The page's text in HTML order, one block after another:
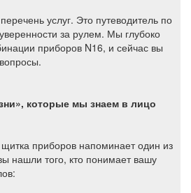
услуг. Это путеводитель по
за рулем. Мы глубоко
приборов N16, и сейчас вы
которые мы знаем в лицо
приборов напоминает один из
нашли того, кто понимает вашу